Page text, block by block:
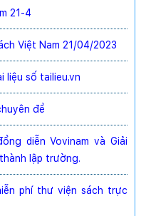
21-4
Việt Nam 21/04/2023
liệu số tailieu.vn
đề
diễn Vovinam và Giải
lập trường.
phí thư viện sách trực